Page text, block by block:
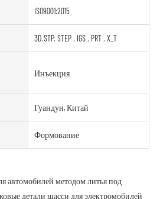
ISO9001:2015
3D.STP. STEP . IGS . PRT . X_T
Инъекция
Гуандун, Китай
Формование